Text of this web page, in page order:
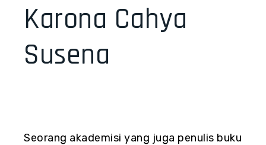
Karona Cahya
Susena
Seorang akademisi yang juga penulis buku